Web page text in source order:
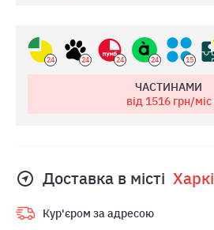
24 24 24 24 15
ЧАСТИНАМИ
від 1516грн/міс
Доставка в місті
Кур'єром за адресою